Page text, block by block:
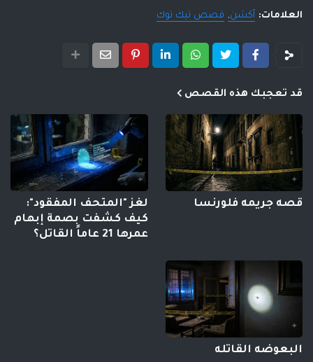
العلامات: أكشن قصص تيك توك
قد تعجبك هذه القصص
قصه جريمه فلورنسا
لغز "المتحف المفقود":
كيف كشفت بصمة إبهام
عمرها 21 عاماً القاتل؟
البعوضه القاتله